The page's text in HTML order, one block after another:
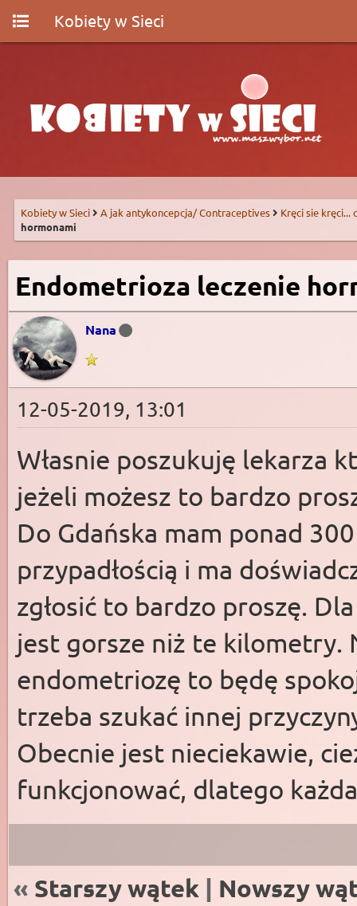
Kobiety w Sieci
Kobiety w Sieci A jak antykoncepcja/ Contraceptives
Kręci sie kręci...
hormonami
Endometrioza leczenie
Nana
12-05-2019, 13:01
Własnie poszukuję lekarza
jeżeli możesz to bardzo
Do Gdańska mam ponad
przypadłością i ma
zgłosić to bardzo proszę.
jest gorsze niż te kilometry.
endometriozę to będę
trzeba szukać innej
Obecnie jest nieciekawie,
funkcjonować, dlatego
« Starszy wątek | Nowszy